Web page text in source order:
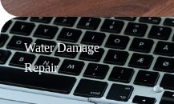
Water Damage
Repair